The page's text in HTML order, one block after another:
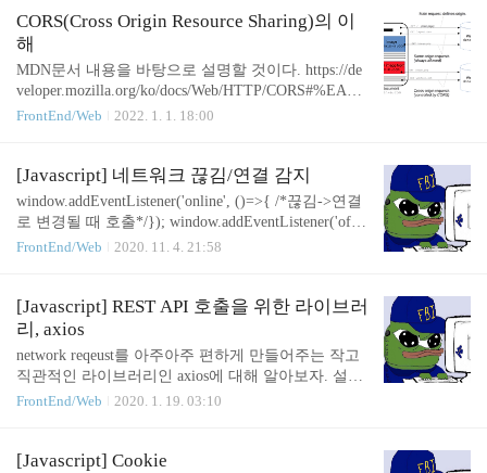
지와 글밖에 없는 간단한 html이지만 벌써부터..
('hello'); } lib.js 파일을 만들고 위 내용을 작성한다. li
b.js는 script태그에 넣어주지 않아도 된다. // /path/js/c
ode.js import {foo} from './lib.js'; foo(); /path/js/code.js
에는 위와 같이 import를 사용해 lib.js에서 export한
변수를 사용할 수 있다. 주..
CORS(Cross Origin Resource Sharing)의 이
해
MDN문서 내용을 바탕으로 설명할 것이다. https://de
veloper.mozilla.org/ko/docs/Web/HTTP/CORS#%EA%
B8%B0%EB%8A%A5%EC%A0%81_%EA%B0%9C%
haring, CORS)는 추가 HTTP 헤더를 사용하여, 한 출
처에서 실행 중인 웹 애플리케이션이 다른 출처의 선
택한 자원에 접근할 수 있는 권한을 부여하도록 브라
developer.mozilla.org CORS는 무엇이고, 왜 필요하며,
어떻게 CORS 문제를 해결하는지는 평소 개발할 때
등장하는 만큼 반드시 ..
FrontEnd/Web 2022. 1. 1. 18:00
[Javascript] 네트워크 끊김/연결 감지
window.addEventListener('online', ()=>{ /*끊김->연결
로 변경될 때 호출*/}); window.addEventListener('offli
ne', ()=>{ /*연갤->끊김으로 변경될 때 호출*/}); wind
각적으로 알려주던게 신기해서 한번 알아봤다.
FrontEnd/Web 2020. 11. 4. 21:58
[Javascript] REST API 호출을 위한 라이브러
리, axios
network reqeust를 아주아주 편하게 만들어주는 작고
직관적인 라이브러리인 axios에 대해 알아보자. 설명
하기에 앞서, 만약 당신이 제이쿼리를 사용하고 있고
렉트를 기본 API로 변경하고 네트워크 부분은 axios
FrontEnd/Web 2020. 1. 19. 03:10
[Javascript] Cookie